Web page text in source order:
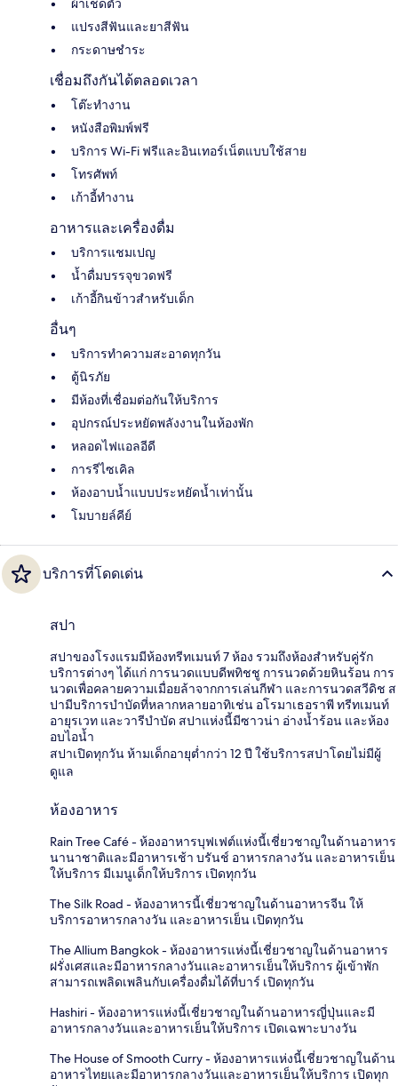
ผ้าเช็ดตัว
แปรงสีฟันและยาสีฟัน
กระดาษชำระ
เชื่อมถึงกันได้ตลอดเวลา
โต๊ะทำงาน
หนังสือพิมพ์ฟรี
บริการ Wi-Fi ฟรีและอินเทอร์เน็ตแบบใช้สาย
โทรศัพท์
เก้าอี้ทำงาน
อาหารและเครื่องดื่ม
บริการแชมเปญ
น้ำดื่มบรรจุขวดฟรี
เก้าอี้กินข้าวสำหรับเด็ก
อื่นๆ
บริการทำความสะอาดทุกวัน
ตู้นิรภัย
มีห้องที่เชื่อมต่อกันให้บริการ
อุปกรณ์ประหยัดพลังงานในห้องพัก
หลอดไฟแอลอีดี
การรีไซเคิล
ห้องอาบน้ำแบบประหยัดน้ำเท่านั้น
โมบายล์คีย์
บริการที่โดดเด่น
สปา
สปาของโรงแรมมีห้องทรีทเมนท์ 7 ห้อง รวมถึงห้องสำหรับคู่รัก
บริการต่างๆ ได้แก่ การนวดแบบดีพทิชชู การนวดด้วยหินร้อน การ
นวดเพื่อคลายความเมื่อยล้าจากการเล่นกีฬา และการนวดสวีดิช ส
ปามีบริการบำบัดที่หลากหลายอาทิเช่น อโรมาเธอราพี ทรีทเมนท์
อายุรเวท และวารีบำบัด สปาแห่งนี้มีซาวน่า อ่างน้ำร้อน และห้อง
อบไอน้ำ
สปาเปิดทุกวัน ห้ามเด็กอายุต่ำกว่า 12 ปี ใช้บริการสปาโดยไม่มีผู้
ดูแล
ห้องอาหาร
Rain Tree Café - ห้องอาหารบุฟเฟต์แห่งนี้เชี่ยวชาญในด้านอาหาร
นานาชาติและมีอาหารเช้า บรันช์ อาหารกลางวัน และอาหารเย็น
ให้บริการ มีเมนูเด็กให้บริการ เปิดทุกวัน
The Silk Road - ห้องอาหารนี้เชี่ยวชาญในด้านอาหารจีน ให้
บริการอาหารกลางวัน และอาหารเย็น เปิดทุกวัน
The Allium Bangkok - ห้องอาหารแห่งนี้เชี่ยวชาญในด้านอาหาร
ฝรั่งเศสและมีอาหารกลางวันและอาหารเย็นให้บริการ ผู้เข้าพัก
สามารถเพลิดเพลินกับเครื่องดื่มได้ที่บาร์ เปิดทุกวัน
Hashiri - ห้องอาหารแห่งนี้เชี่ยวชาญในด้านอาหารญี่ปุ่นและมี
อาหารกลางวันและอาหารเย็นให้บริการ เปิดเฉพาะบางวัน
The House of Smooth Curry - ห้องอาหารแห่งนี้เชี่ยวชาญในด้าน
อาหารไทยและมีอาหารกลางวันและอาหารเย็นให้บริการ เปิดทุก